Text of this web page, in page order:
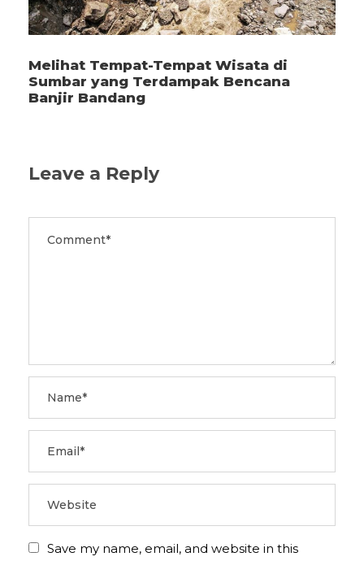
Melihat Tempat-Tempat Wisata di
Sumbar yang Terdampak Bencana
Banjir Bandang
Leave a Reply
Save my name, email, and website in this